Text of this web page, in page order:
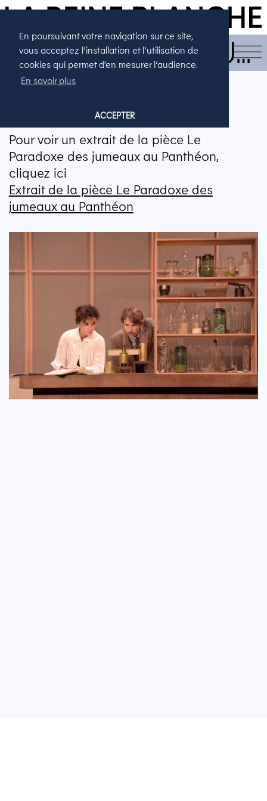
LE PARADOXE AU…
En poursuivant votre navigation sur ce site,
vous acceptez l’installation et l’utilisation de
cookies qui permet d'en mesurer l’audience.
En savoir plus
ACCEPTER
LE PARADOXE AU PANTHÉON
Pour voir un extrait de la pièce Le
Paradoxe des jumeaux au Panthéon,
cliquez ici
Extrait de la pièce Le Paradoxe des
jumeaux au Panthéon